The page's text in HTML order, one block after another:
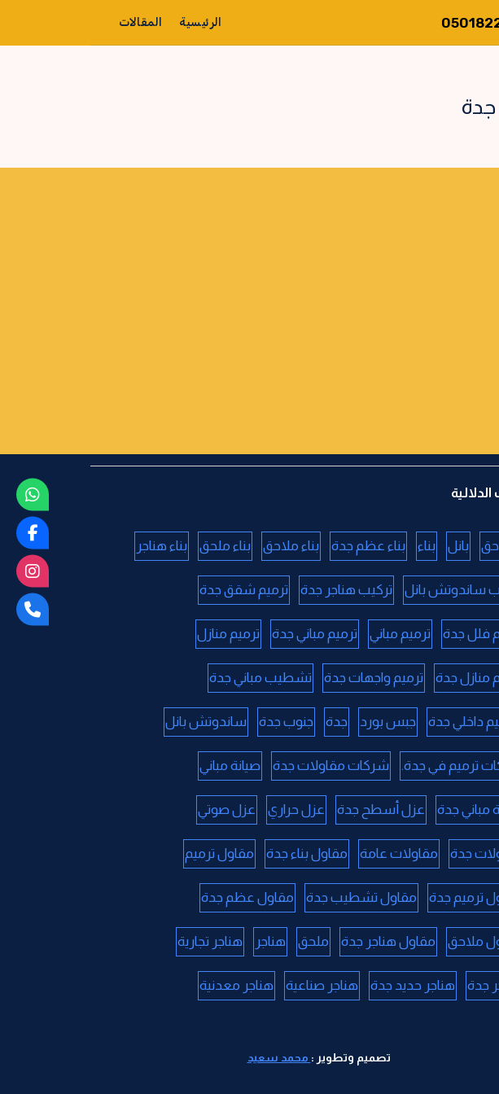
الرئيسية المقالات
جدة
بانل بناء بناء عظم جدة بناء ملاحق بناء ملحق بناء هناجر
ساندوتش بانل تركيب هناجر جدة ترميم شقق جدة
فلل جدة ترميم مباني ترميم مباني جدة ترميم منازل
منازل جدة ترميم واجهات جدة تشطيب مباني جدة
داخلي جدة جبس بورد جدة جنوب جدة ساندوتش بانل
ترميم في جدة. شركات مقاولات جدة صيانة مباني
مباني جدة عزل أسطح جدة عزل حراري عزل صوتي
جدة مقاولات عامة مقاول بناء جدة مقاول ترميم
ترميم جدة مقاول تشطيب جدة مقاول عظم جدة
ملاحق مقاول هناجر جدة ملحق هناجر هناجر تجارية
جدة هناجر حديد جدة هناجر صناعية هناجر معدنية
تصميم وتطوير : محمد سعيد